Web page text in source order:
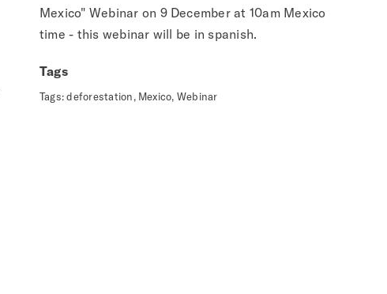
Mexico" Webinar on 9 December at 10am Mexico
time - this webinar will be in spanish.
Tags
Tags:deforestation, Mexico, Webinar